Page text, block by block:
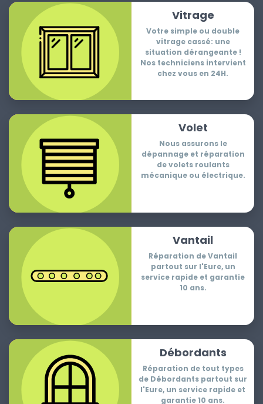
Vitrage
Votre simple ou double
vitrage cassé: une
situation dérangeante !
Nos techniciens intervient
chez vous en 24H.
Volet
Nous assurons le
dépannage et réparation
de volets roulants
mécanique ou électrique.
Vantail
Réparation de Vantail
partout sur l'Eure, un
service rapide et garantie
10 ans.
Débordants
Réparation de tout types
de Débordants partout sur
l'Eure, un service rapide et
garantie 10 ans.